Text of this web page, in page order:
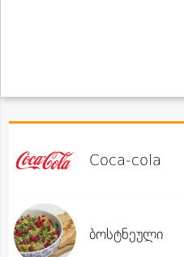
Coca-cola
ბოსტნეული